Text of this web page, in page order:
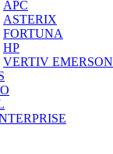
APC
ASTERIX
FORTUNA
HP
VERTIV EMERSON